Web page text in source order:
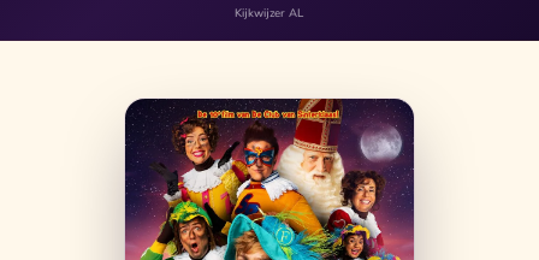
Kijkwijzer AL